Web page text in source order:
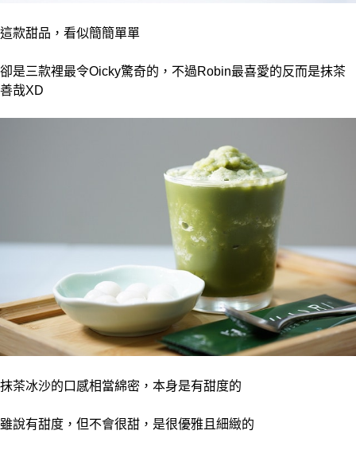
這款甜品，看似簡簡單單
卻是三款裡最令Oicky驚奇的，不過Robin最喜愛的反而是抹茶
善哉XD
抹茶冰沙的口感相當綿密，本身是有甜度的
雖說有甜度，但不會很甜，是很優雅且細緻的